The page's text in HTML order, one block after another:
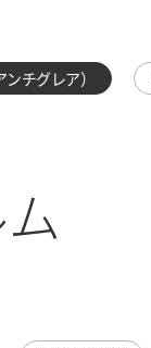
チグレア）